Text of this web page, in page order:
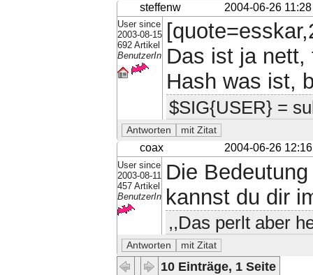
steffenw 2004-06-26 11:28
User since
2003-08-15
692 Artikel
BenutzerIn
Das ist ja nett,
Hash was ist,
$SIG{USER} =
coax 2004-06-26 12:16
User since
2003-08-11
457 Artikel
BenutzerIn
Die
kannst du dir
,,Das perlt aber
10 Einträge, 1 Seite